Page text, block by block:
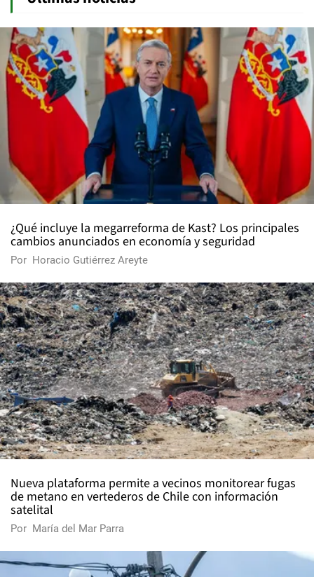
¿Qué incluye la megarreforma de Kast? Los principales
cambios anunciados en economía y seguridad
Por Horacio Gutiérrez Areyte
Nueva plataforma permite a vecinos monitorear fugas
de metano en vertederos de Chile con información
satelital
Por María del Mar Parra